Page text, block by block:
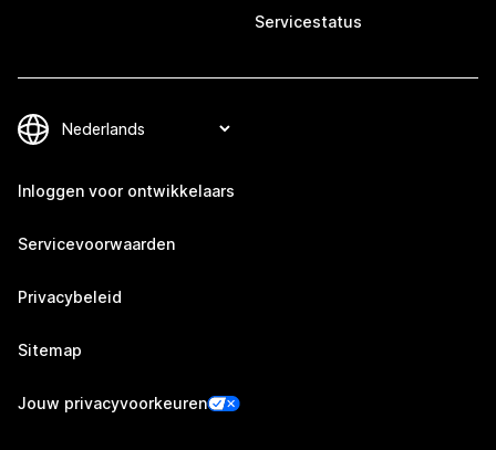
Servicestatus
Inloggen voor ontwikkelaars
Servicevoorwaarden
Privacybeleid
Sitemap
Jouw privacyvoorkeuren